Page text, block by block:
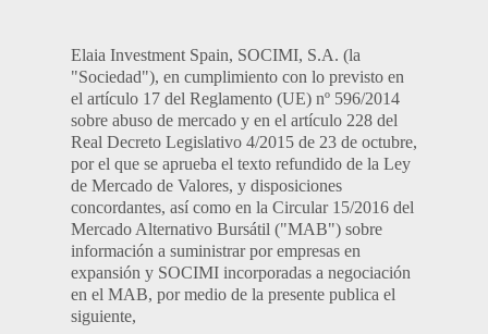
Elaia Investment Spain, SOCIMI, S.A. (la
"Sociedad"), en cumplimiento con lo previsto en
el artículo 17 del Reglamento (UE) nº 596/2014
sobre abuso de mercado y en el artículo 228 del
Real Decreto Legislativo 4/2015 de 23 de octubre,
por el que se aprueba el texto refundido de la Ley
de Mercado de Valores, y disposiciones
concordantes, así como en la Circular 15/2016 del
Mercado Alternativo Bursátil ("MAB") sobre
información a suministrar por empresas en
expansión y SOCIMI incorporadas a negociación
en el MAB, por medio de la presente publica el
siguiente,